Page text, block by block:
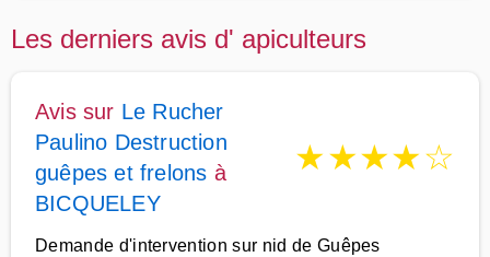
Les derniers avis d' apiculteurs
Avis sur Le Rucher
Paulino Destruction
guêpes et frelons à
BICQUELEY
★★★★☆
Demande d'intervention sur nid de Guêpes